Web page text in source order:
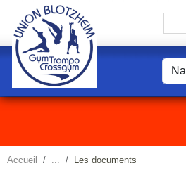
Accueil Les documents
Panneau de gestion des cookies